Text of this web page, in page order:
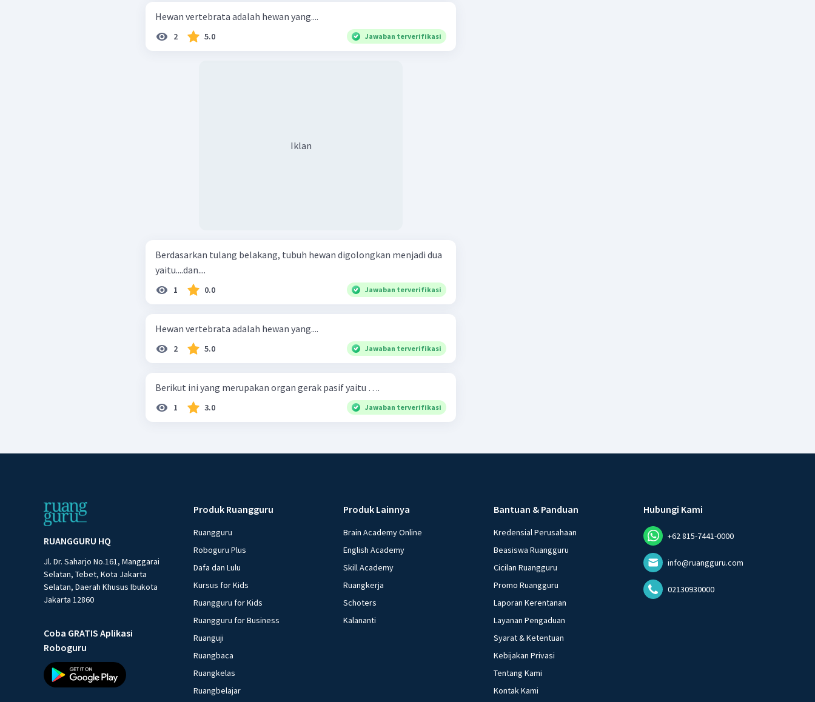
Hewan vertebrata adalah hewan yang....
2 5.0 Jawaban terverifikasi
Iklan
Berdasarkan tulang belakang, tubuh hewan digolongkan menjadi dua
yaitu....dan....
1 0.0 Jawaban terverifikasi
Hewan vertebrata adalah hewan yang....
2 5.0 Jawaban terverifikasi
Berikut ini yang merupakan organ gerak pasif yaitu ….
1 3.0 Jawaban terverifikasi
RUANGGURU HQ
Jl. Dr. Saharjo No.161, Manggarai
Selatan, Tebet, Kota Jakarta
Selatan, Daerah Khusus Ibukota
Jakarta 12860
Coba GRATIS Aplikasi
Roboguru
Produk Ruangguru
Ruangguru
Roboguru Plus
Dafa dan Lulu
Kursus for Kids
Ruangguru for Kids
Ruangguru for Business
Ruanguji
Ruangbaca
Ruangkelas
Ruangbelajar
Produk Lainnya
Brain Academy Online
English Academy
Skill Academy
Ruangkerja
Schoters
Kalananti
Bantuan & Panduan
Kredensial Perusahaan
Beasiswa Ruangguru
Cicilan Ruangguru
Promo Ruangguru
Laporan Kerentanan
Layanan Pengaduan
Syarat & Ketentuan
Kebijakan Privasi
Tentang Kami
Kontak Kami
Hubungi Kami
+62 815-7441-0000
info@ruangguru.com
02130930000